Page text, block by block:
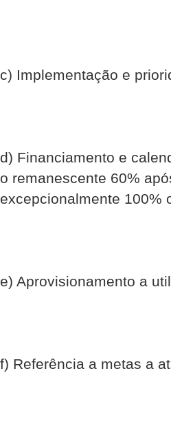
c) Implementação e
d) Financiamento e
o remanescente 60%
excepcionalmente 100%
e) Aprovisionamento a
f) Referência a metas a